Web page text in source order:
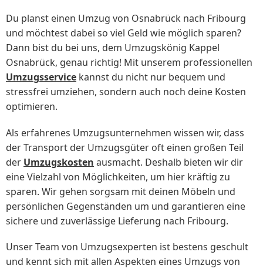
Du planst einen Umzug von Osnabrück nach Fribourg
und möchtest dabei so viel Geld wie möglich sparen?
Dann bist du bei uns, dem Umzugskönig Kappel
Osnabrück, genau richtig! Mit unserem professionellen
Umzugsservice kannst du nicht nur bequem und
stressfrei umziehen, sondern auch noch deine Kosten
optimieren.
Als erfahrenes Umzugsunternehmen wissen wir, dass
der Transport der Umzugsgüter oft einen großen Teil
der Umzugskosten ausmacht. Deshalb bieten wir dir
eine Vielzahl von Möglichkeiten, um hier kräftig zu
sparen. Wir gehen sorgsam mit deinen Möbeln und
persönlichen Gegenständen um und garantieren eine
sichere und zuverlässige Lieferung nach Fribourg.
Unser Team von Umzugsexperten ist bestens geschult
und kennt sich mit allen Aspekten eines Umzugs von